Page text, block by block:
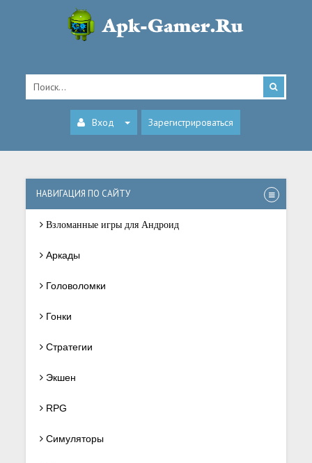
Вход Зарегистрироваться
НАВИГАЦИЯ ПО САЙТУ
Взломанные игры для Андроид
Аркады
Головоломки
Гонки
Стратегии
Экшен
RPG
Симуляторы